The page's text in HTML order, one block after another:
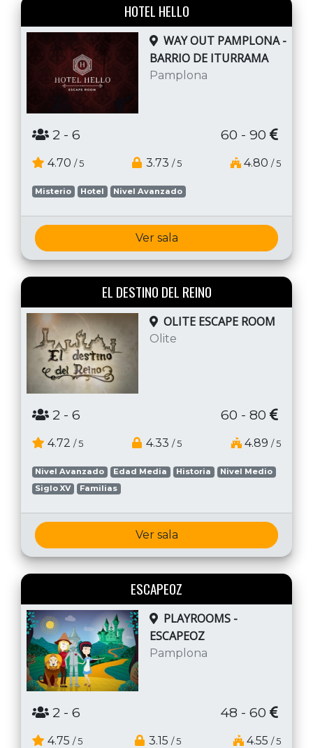
HOTEL HELLO
WAY OUT PAMPLONA -
BARRIO DE ITURRAMA
Pamplona
2 - 6 60 - 90
4.70 / 5 3.73 / 5 4.80 / 5
Misterio Hotel Nivel Avanzado
Ver sala
EL DESTINO DEL REINO
OLITE ESCAPE ROOM
Olite
2 - 6 60 - 80
4.72 / 5 4.33 / 5 4.89 / 5
Nivel Avanzado Edad Media Historia
Nivel Medio
Siglo XV
Familias
Ver sala
ESCAPEOZ
PLAYROOMS -
ESCAPEOZ
Pamplona
2 - 6 48 - 60
4.75 / 5 3.15 / 5 4.55 / 5